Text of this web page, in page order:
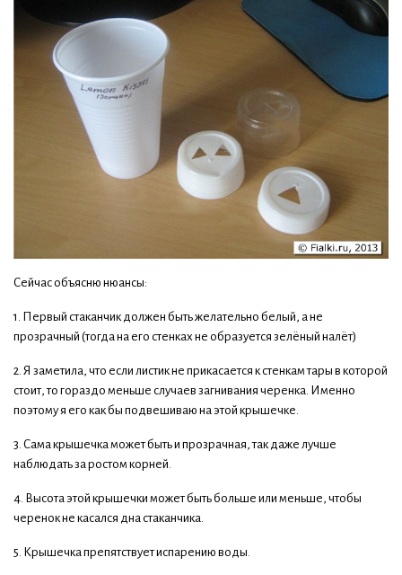
Сейчас объясню нюансы:
1. Первый стаканчик должен быть желательно белый, а не
прозрачный (тогда на его стенках не образуется зелёный налёт)
2. Я заметила, что если листик не прикасается к стенкам тары в которой
стоит, то гораздо меньше случаев загнивания черенка. Именно
поэтому я его как бы подвешиваю на этой крышечке.
3. Сама крышечка может быть и прозрачная, так даже лучше
наблюдать за ростом корней.
4. Высота этой крышечки может быть больше или меньше, чтобы
черенок не касался дна стаканчика.
5. Крышечка препятствует испарению воды.